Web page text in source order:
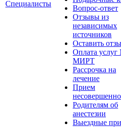
Специалисты
Вопрос-ответ
Отзывы из
независимых
источников
Оставить
Оплата
МИРТ
Рассрочка на
лечение
Прием
Родителям об
анестезии
Выездные